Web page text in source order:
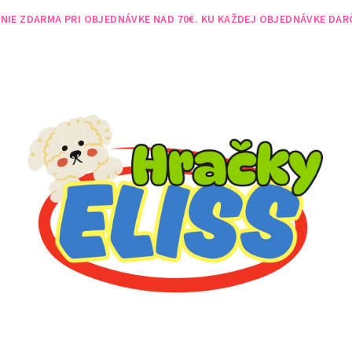
ZDARMA PRI OBJEDNÁVKE NAD 70€. KU KAŽDEJ OBJEDNÁVKE